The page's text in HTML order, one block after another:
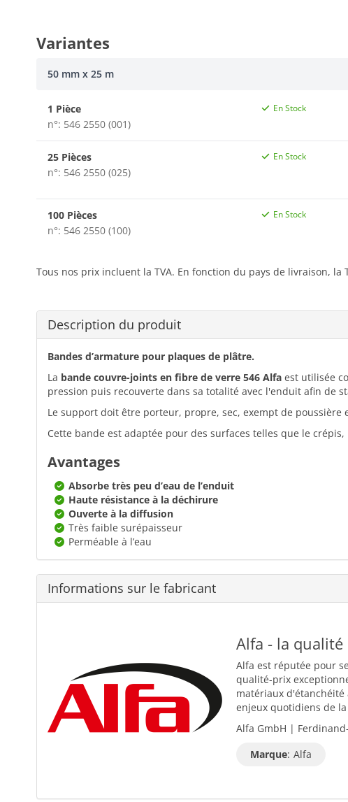
Variantes
50 mm x 25 m
1 Pièce
n°: 546 2550 (001)
En Stock
25 Pièces
n°: 546 2550 (025)
En Stock
100 Pièces
n°: 546 2550 (100)
En Stock
Tous nos prix incluent la TVA. En fonction du pays de livraison,
Description du produit
Bandes d’armature pour plaques de plâtre.
La bande couvre-joints en fibre de verre 546 Alfa est utilisée
pression puis recouverte dans sa totalité avec l'enduit afin de
Le support doit être porteur, propre, sec, exempt de
Cette bande est adaptée pour des surfaces telles que le
Avantages
Absorbe très peu d’eau de l’enduit
Haute résistance à la déchirure
Ouverte à la diffusion
Très faible surépaisseur
Perméable à l’eau
Informations sur le fabricant
Alfa - la
Alfa est réputée pour
qualité-prix
matériaux
enjeux quotidiens de
Alfa GmbH |
Marque: Alfa